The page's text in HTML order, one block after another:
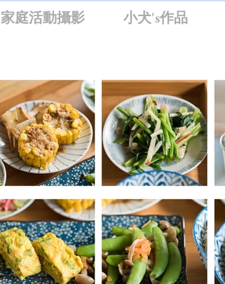
家庭活動攝影 小犬's作品